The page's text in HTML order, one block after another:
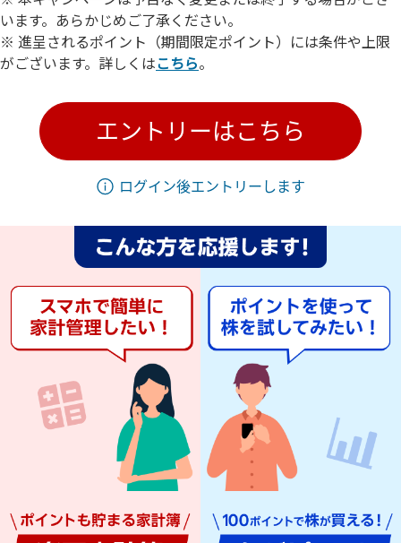
います。あらかじめご了承ください。
進呈されるポイント（期間限定ポイント）には条件や上限
がございます。詳しくはこちら。
エントリーはこちら
ログイン後エントリーします